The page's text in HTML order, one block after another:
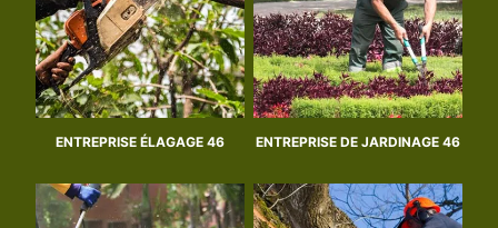
ENTREPRISE ÉLAGAGE 46 ENTREPRISE DE JARDINAGE 46